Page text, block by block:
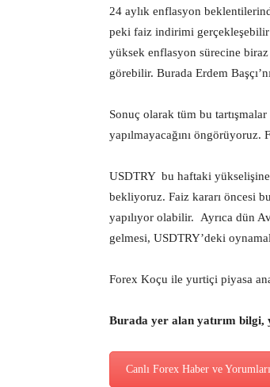
24 aylık enflasyon
peki faiz indirimi
yüksek enflasyon sürecine
görebilir. Burada Erdem
Sonuç olarak tüm bu
yapılmayacağını
USDTRY bu haftaki
bekliyoruz. Faiz kararı öncesi
yapılıyor olabilir. Ayrıca dün
gelmesi, USDTRY’deki
Forex Koçu ile yurtiçi piyasa
Burada yer alan yatırım bilgi,
Canlı Forex Haber ve